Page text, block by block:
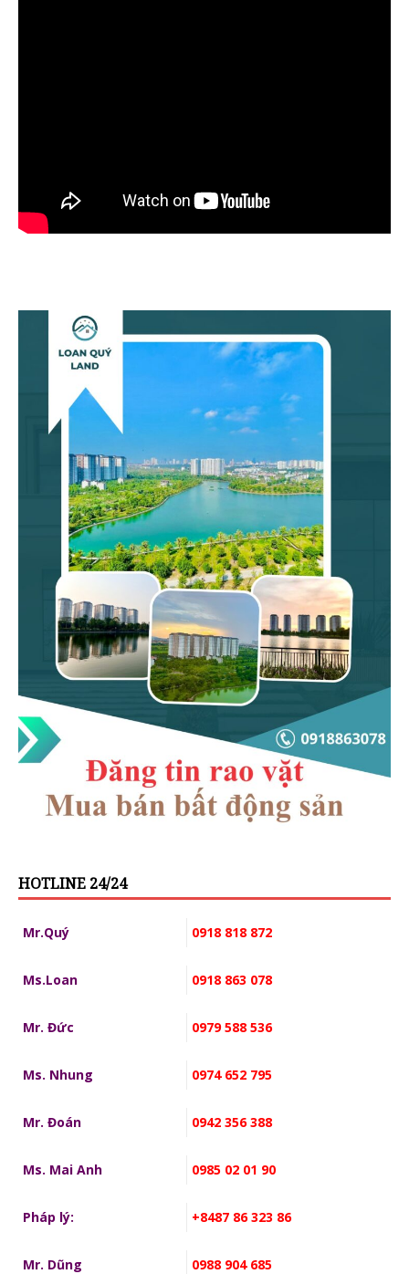
HOTLINE 24/24
Mr.Quý 0918 818 872
Ms.Loan 0918 863 078
Mr. Đức 0979 588 536
Ms. Nhung 0974 652 795
Mr. Đoán 0942 356 388
Ms. Mai Anh 0985 02 01 90
Pháp lý: +8487 86 323 86
Mr. Dũng 0988 904 685